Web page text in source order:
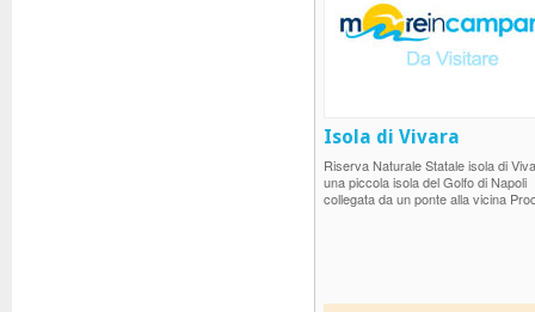
Isola di Vivara
Riserva Naturale Statale isola di
una piccola isola del Golfo di Napoli
collegata da un ponte alla vicina